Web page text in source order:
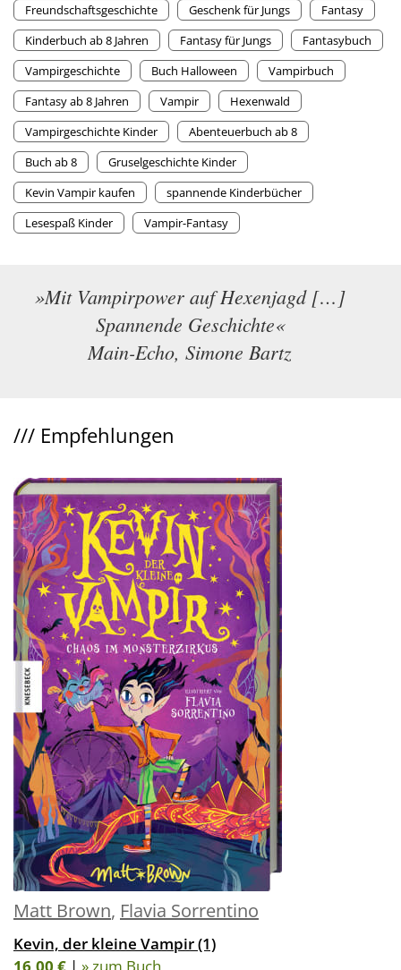
Freundschaftsgeschichte
Geschenk für Jungs
Fantasy
Kinderbuch ab 8 Jahren
Fantasy für Jungs
Fantasybuch
Vampirgeschichte
Buch Halloween
Vampirbuch
Fantasy ab 8 Jahren
Vampir
Hexenwald
Vampirgeschichte Kinder
Abenteuerbuch ab 8
Buch ab 8
Gruselgeschichte Kinder
Kevin Vampir kaufen
spannende Kinderbücher
Lesespaß Kinder
Vampir-Fantasy
»Mit Vampirpower auf Hexenjagd […]
Spannende Geschichte«
Main-Echo, Simone Bartz
/// Empfehlungen
Matt Brown, Flavia Sorrentino
Kevin, der kleine Vampir (1)